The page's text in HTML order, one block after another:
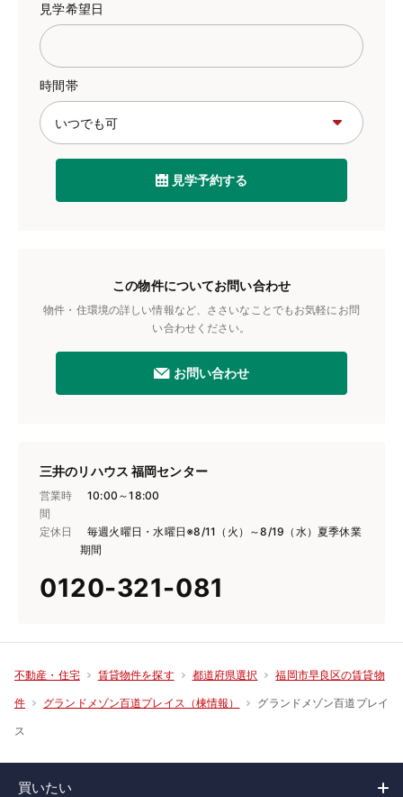
見学希望日
時間帯
見学予約する
この物件についてお問い合わせ
物件・住環境の詳しい情報など、ささいなことでもお気軽にお問
い合わせください。
お問い合わせ
三井のリハウス 福岡センター
営業時
間
10:00～18:00
定休日
毎週火曜日・水曜日※8/11（火）～8/19（水）夏季休業
期間
0120-321-081
不動産・住宅 賃貸物件を探す 都道府県選択 福岡市早良区の賃貸物
件 グランドメゾン百道プレイス（棟情報） グランドメゾン百道プレイ
ス
買いたい